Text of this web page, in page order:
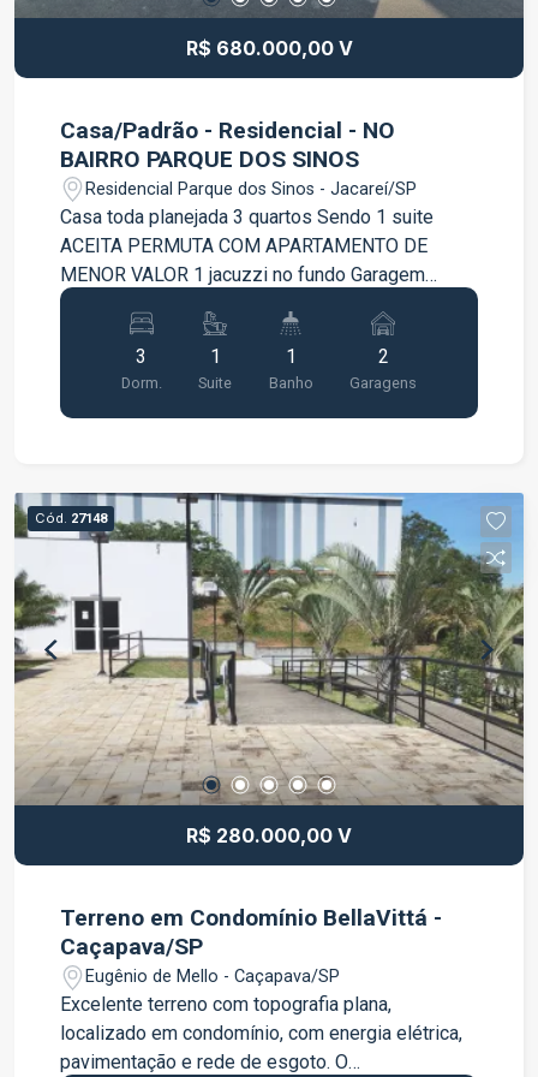
R$ 680.000,00 V
Casa/Padrão - Residencial - NO
BAIRRO PARQUE DOS SINOS
Residencial Parque dos Sinos - Jacareí/SP
Casa toda planejada 3 quartos Sendo 1 suite
ACEITA PERMUTA COM APARTAMENTO DE
MENOR VALOR 1 jacuzzi no fundo Garagem
fechada Ambiente aberto Jardim de inverno No
parque dos sinos
3
Dorm.
1
Suite
1
Banho
2
Garagens
Cód. 27148
R$ 280.000,00 V
Terreno em Condomínio BellaVittá -
Caçapava/SP
Eugênio de Mello - Caçapava/SP
Excelente terreno com topografia plana,
localizado em condomínio, com energia elétrica,
pavimentação e rede de esgoto. O